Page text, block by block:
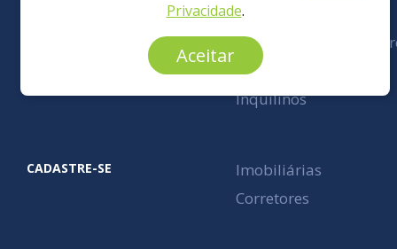
Imobiliárias e
Proprietários
Inquilinos
CADASTRE-SE
Imobiliárias
Corretores
Privacidade.
Aceitar